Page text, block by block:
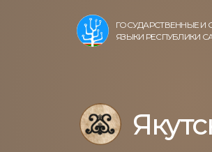
ГОСУДАРСТВЕННЫЕ
ЯЗЫКИ РЕСПУБЛИКИ